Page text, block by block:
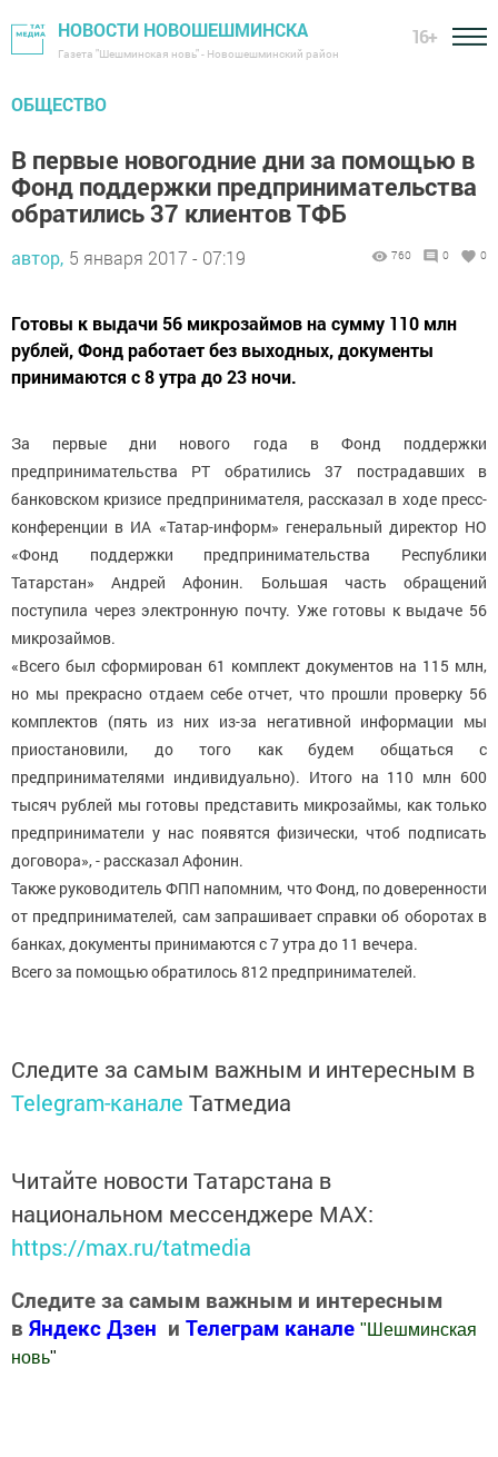
НОВОСТИ НОВОШЕШМИНСКА
Газета "Шешминская новь" - Новошешминский район
16+
ОБЩЕСТВО
В первые новогодние дни за помощью в
Фонд поддержки предпринимательства
обратились 37 клиентов ТФБ
автор, 5 января 2017 - 07:19 760 0 0
Готовы к выдачи 56 микрозаймов на сумму 110 млн
рублей, Фонд работает без выходных, документы
принимаются с 8 утра до 23 ночи.
За первые дни нового года в Фонд поддержки
предпринимательства РТ обратились 37 пострадавших в
банковском кризисе предпринимателя, рассказал в ходе пресс-
конференции в ИА «Татар-информ» генеральный директор НО
«Фонд поддержки предпринимательства Республики
Татарстан» Андрей Афонин. Большая часть обращений
поступила через электронную почту. Уже готовы к выдаче 56
микрозаймов.
«Всего был сформирован 61 комплект документов на 115 млн,
но мы прекрасно отдаем себе отчет, что прошли проверку 56
комплектов (пять из них из-за негативной информации мы
приостановили, до того как будем общаться с
предпринимателями индивидуально). Итого на 110 млн 600
тысяч рублей мы готовы представить микрозаймы, как только
предприниматели у нас появятся физически, чтоб подписать
договора», - рассказал Афонин.
Также руководитель ФПП напомним, что Фонд, по доверенности
от предпринимателей, сам запрашивает справки об оборотах в
банках, документы принимаются с 7 утра до 11 вечера.
Всего за помощью обратилось 812 предпринимателей.
Следите за самым важным и интересным в
Telegram-канале Татмедиа
Читайте новости Татарстана в
национальном мессенджере MАХ:
https://max.ru/tatmedia
Следите за самым важным и интересным
в Яндекс Дзен и Телеграм канале " Шешминская
новь"